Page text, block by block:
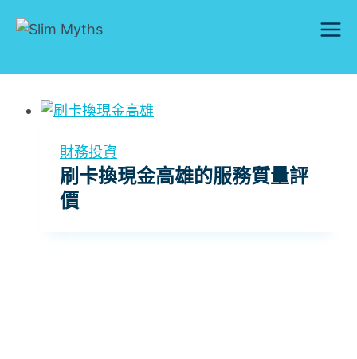
財務投資
刷卡換現金高雄的服務質量評
價